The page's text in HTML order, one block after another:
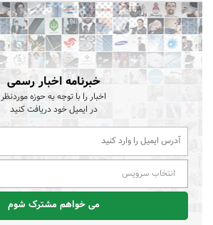
خبرنامه اخبار رسمی
اخبار را با توجه به حوزه موردنظر
در ایمیل خود دریافت کنید
انتخاب سرویس
می خواهم مشترک شوم